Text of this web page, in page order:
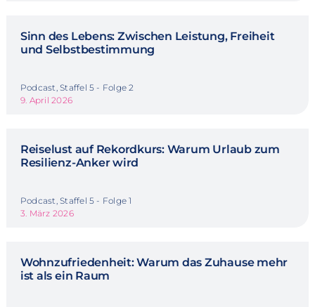
Sinn des Lebens: Zwischen Leistung, Freiheit
und Selbstbestimmung
Podcast, Staffel 5 - Folge 2
9. April 2026
Reiselust auf Rekordkurs: Warum Urlaub zum
Resilienz-Anker wird
Podcast, Staffel 5 - Folge 1
3. März 2026
Wohnzufriedenheit: Warum das Zuhause mehr
ist als ein Raum